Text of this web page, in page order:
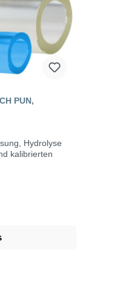
PUN,
Hydrolyse
kalibrierten